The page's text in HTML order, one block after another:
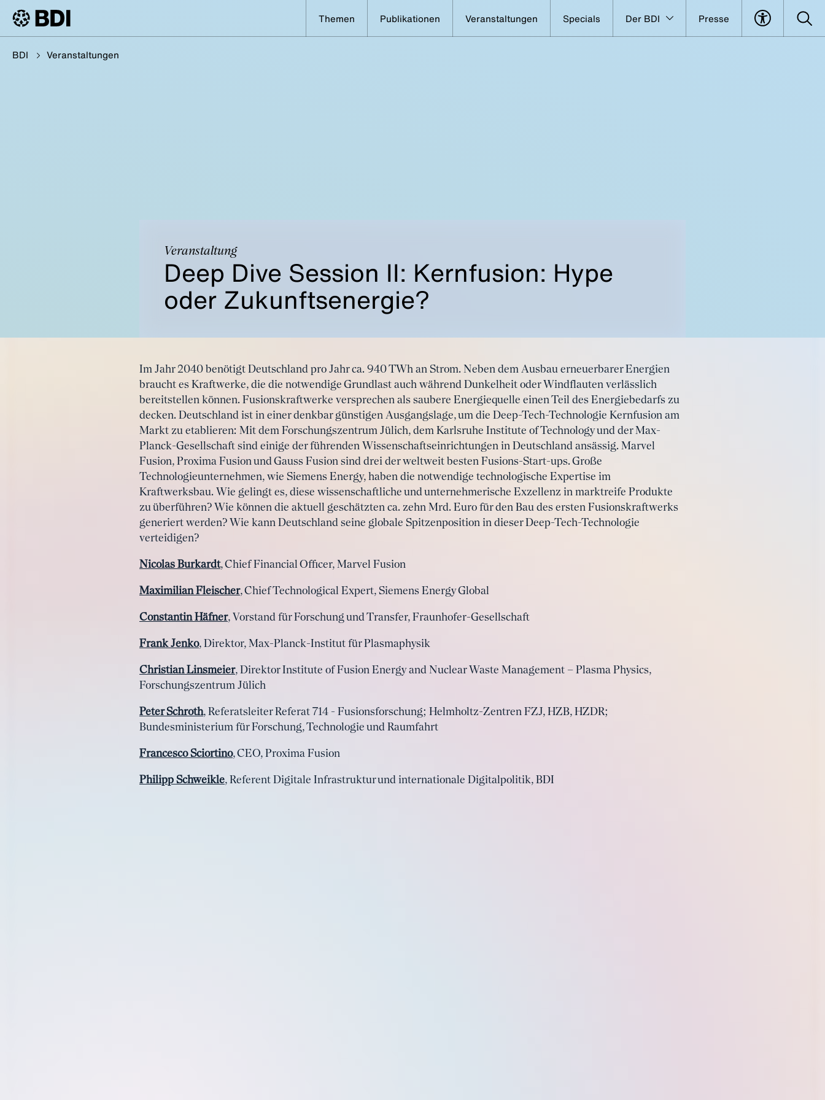
Themen Publikationen Veranstaltungen Specials Der BDI Presse
BDI Veranstaltungen
Veranstaltung
Deep Dive Session II: Kernfusion: Hype
oder Zukunftsenergie?
Im Jahr 2040 benötigt Deutschland pro Jahr ca. 940 TWh an Strom. Neben dem Ausbau erneuerbarer Energien
braucht es Kraftwerke, die die notwendige Grundlast auch während Dunkelheit oder Windflauten verlässlich
bereitstellen können. Fusionskraftwerke versprechen als saubere Energiequelle einen Teil des Energiebedarfs zu
decken. Deutschland ist in einer denkbar günstigen Ausgangslage, um die Deep-Tech-Technologie Kernfusion am
Markt zu etablieren: Mit dem Forschungszentrum Jülich, dem Karlsruhe Institute of Technology und der Max-
Planck-Gesellschaft sind einige der führenden Wissenschaftseinrichtungen in Deutschland ansässig. Marvel
Fusion, Proxima Fusion und Gauss Fusion sind drei der weltweit besten Fusions-Start-ups. Große
Technologieunternehmen, wie Siemens Energy, haben die notwendige technologische Expertise im
Kraftwerksbau. Wie gelingt es, diese wissenschaftliche und unternehmerische Exzellenz in marktreife Produkte
zu überführen? Wie können die aktuell geschätzten ca. zehn Mrd. Euro für den Bau des ersten Fusionskraftwerks
generiert werden? Wie kann Deutschland seine globale Spitzenposition in dieser Deep-Tech-Technologie
verteidigen?
Nicolas Burkardt, Chief Financial Officer, Marvel Fusion
Maximilian Fleischer, Chief Technological Expert, Siemens Energy Global
Constantin Häfner, Vorstand für Forschung und Transfer, Fraunhofer-Gesellschaft
Frank Jenko, Direktor, Max-Planck-Institut für Plasmaphysik
Christian Linsmeier, Direktor Institute of Fusion Energy and Nuclear Waste Management – Plasma Physics,
Forschungszentrum Jülich
Peter Schroth, Referatsleiter Referat 714 - Fusionsforschung; Helmholtz-Zentren FZJ, HZB, HZDR;
Bundesministerium für Forschung, Technologie und Raumfahrt
Francesco Sciortino, CEO, Proxima Fusion
Philipp Schweikle, Referent Digitale Infrastruktur und internationale Digitalpolitik, BDI